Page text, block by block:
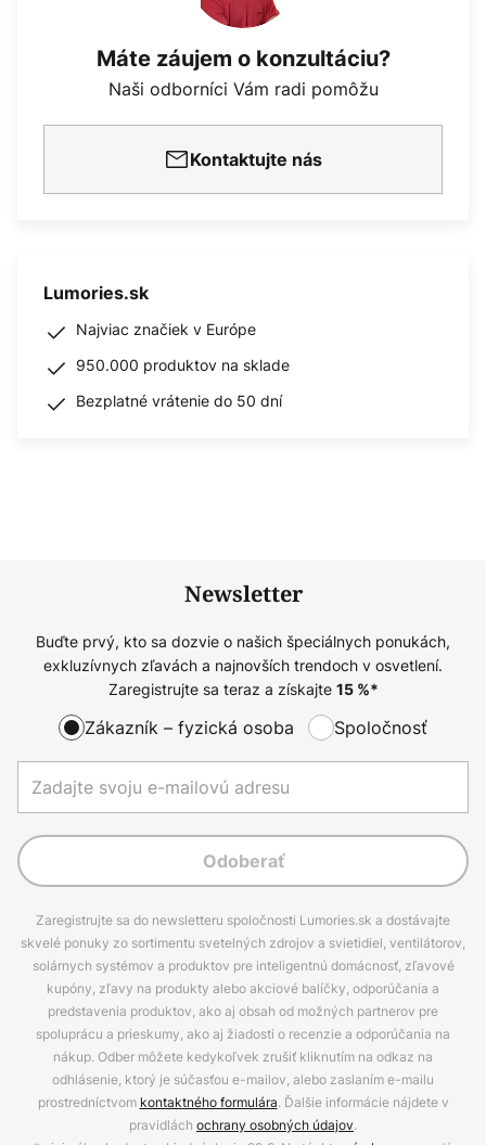
Máte záujem o konzultáciu?
Naši odborníci Vám radi pomôžu
Kontaktujte nás
Lumories.sk
Najviac značiek v Európe
950.000 produktov na sklade
Bezplatné vrátenie do 50 dní
Newsletter
Buďte prvý, kto sa dozvie o našich špeciálnych ponukách,
exkluzívnych zľavách a najnovších trendoch v osvetlení.
Zaregistrujte sa teraz a získajte 15%*
Zákazník – fyzická osoba Spoločnosť
Odoberať
Zaregistrujte sa do newsletteru spoločnosti Lumories.sk a dostávajte
skvelé ponuky zo sortimentu svetelných zdrojov a svietidiel, ventilátorov,
solárnych systémov a produktov pre inteligentnú domácnosť, zľavové
kupóny, zľavy na produkty alebo akciové balíčky, odporúčania a
predstavenia produktov, ako aj obsah od možných partnerov pre
spoluprácu a prieskumy, ako aj žiadosti o recenzie a odporúčania na
nákup. Odber môžete kedykoľvek zrušiť kliknutím na odkaz na
odhlásenie, ktorý je súčasťou e-mailov, alebo zaslaním e-mailu
prostredníctvom kontaktného formulára. Ďalšie informácie nájdete v
pravidlách ochrany osobných údajov.